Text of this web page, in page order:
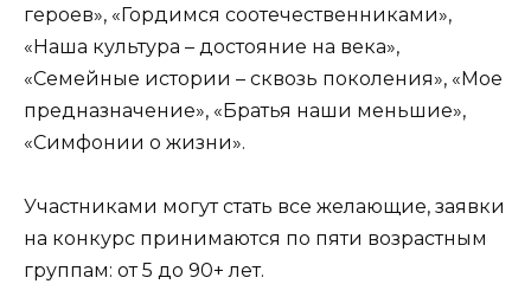
героев», «Гордимся соотечественниками»,
«Наша культура – достояние на века»,
«Семейные истории – сквозь поколения», «Мое
предназначение», «Братья наши меньшие»,
«Симфонии о жизни».
Участниками могут стать все желающие, заявки
на конкурс принимаются по пяти возрастным
группам: от 5 до 90+ лет.